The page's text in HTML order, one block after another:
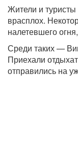
Жители и
врасплох.
налетевшего
Среди таких —
Приехали
отправились на